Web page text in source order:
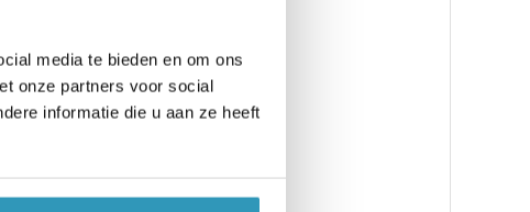
media te bieden en om ons
onze partners voor social
informatie die u aan ze heeft